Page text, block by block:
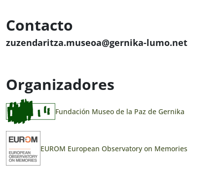
Contacto
zuzendaritza.museoa@gernika-lumo.net
Organizadores
Fundación Museo de la Paz de Gernika
EUROM European Observatory on Memories